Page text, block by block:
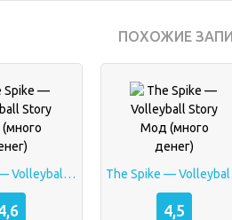
ПОХОЖИЕ
The Spike — Volleyball Story Мод (много денег)
4,5